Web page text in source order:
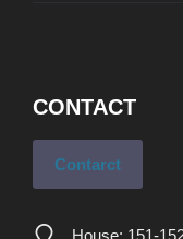
CONTACT
Contarct